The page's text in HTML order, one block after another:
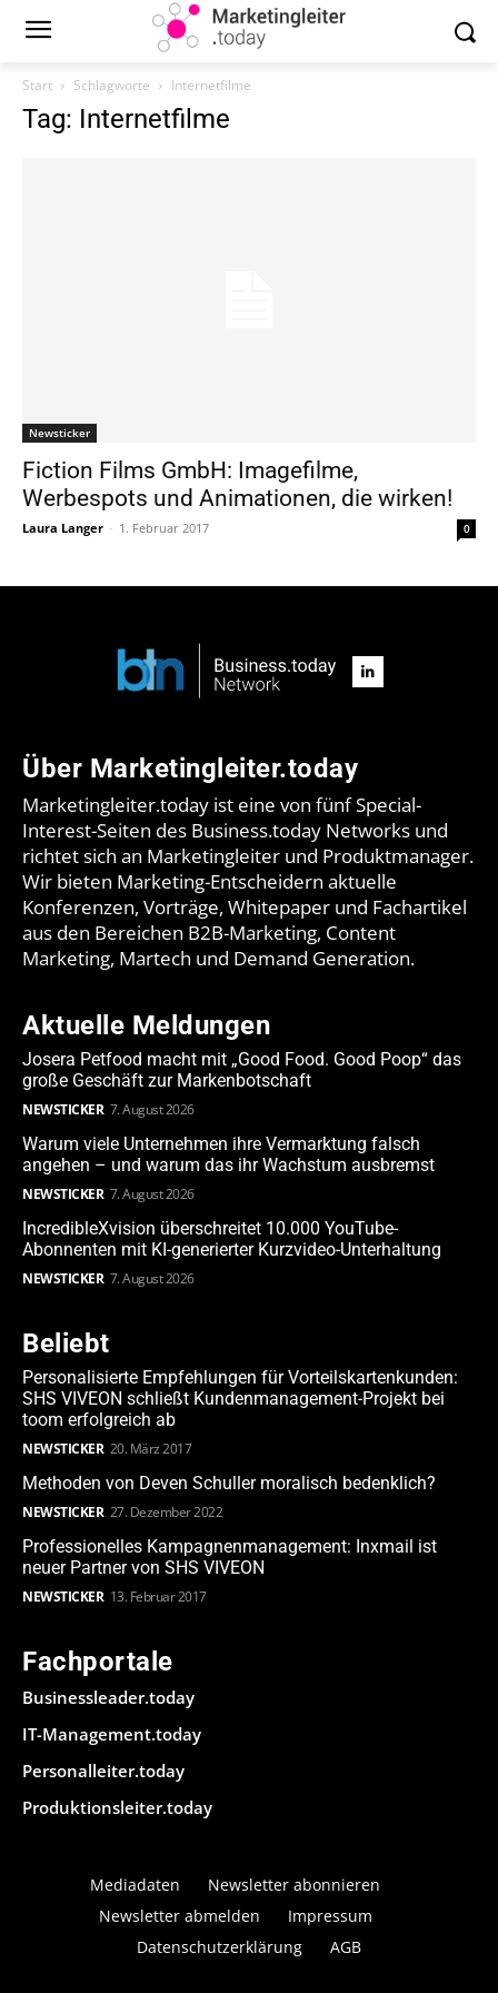
Start Schlagworte Internetfilme
Tag: Internetfilme
Newsticker
Fiction Films GmbH: Imagefilme,
Werbespots und Animationen, die wirken!
Laura Langer - 1. Februar 2017 0
Über Marketingleiter.today
Marketingleiter.today ist eine von fünf Special-
Interest-Seiten des Business.today Networks und
richtet sich an Marketingleiter und Produktmanager.
Wir bieten Marketing-Entscheidern aktuelle
Konferenzen, Vorträge, Whitepaper und Fachartikel
aus den Bereichen B2B-Marketing, Content
Marketing, Martech und Demand Generation.
Aktuelle Meldungen
Josera Petfood macht mit „Good Food. Good Poop“ das
große Geschäft zur Markenbotschaft
NEWSTICKER 7. August 2026
Warum viele Unternehmen ihre Vermarktung falsch
angehen – und warum das ihr Wachstum ausbremst
NEWSTICKER 7. August 2026
IncredibleXvision überschreitet 10.000 YouTube-
Abonnenten mit KI-generierter Kurzvideo-Unterhaltung
NEWSTICKER 7. August 2026
Beliebt
Personalisierte Empfehlungen für Vorteilskartenkunden:
SHS VIVEON schließt Kundenmanagement-Projekt bei
toom erfolgreich ab
NEWSTICKER 20. März 2017
Methoden von Deven Schuller moralisch bedenklich?
NEWSTICKER 27. Dezember 2022
Professionelles Kampagnenmanagement: Inxmail ist
neuer Partner von SHS VIVEON
NEWSTICKER 13. Februar 2017
Fachportale
Businessleader.today
IT-Management.today
Personalleiter.today
Produktionsleiter.today
Mediadaten
Newsletter abonnieren
Newsletter abmelden
Impressum
Datenschutzerklärung
AGB